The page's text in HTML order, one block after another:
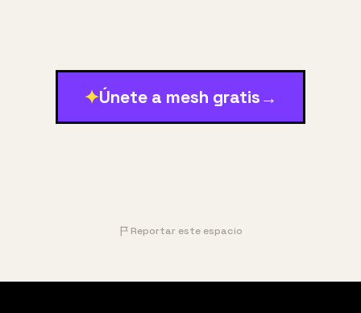
✦Únete a mesh gratis →
Reportar este espacio